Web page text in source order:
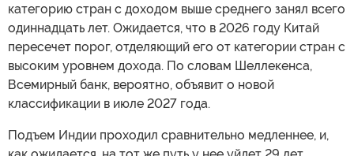
категорию стран с доходом выше среднего занял всего
одиннадцать лет. Ожидается, что в 2026 году Китай
пересечет порог, отделяющий его от категории стран с
высоким уровнем дохода. По словам Шеллекенса,
Всемирный банк, вероятно, объявит о новой
классификации в июле 2027 года.
Подъем Индии проходил сравнительно медленнее, и,